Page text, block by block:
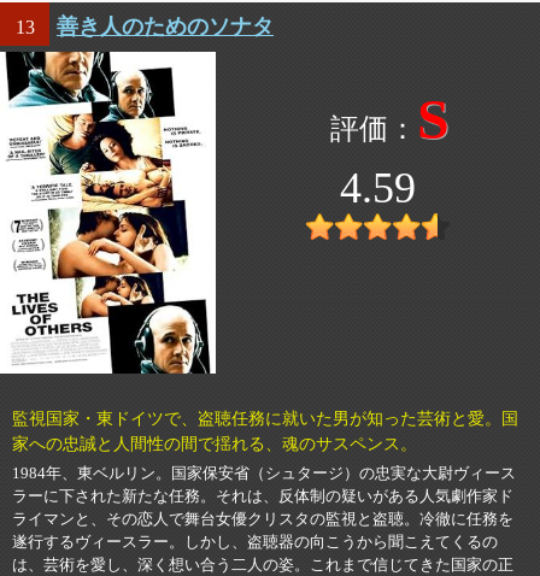
13 善き人のためのソナタ
S
4.59
監視国家・東ドイツで、盗聴任務に就いた男が知った芸術と愛。国
家への忠誠と人間性の間で揺れる、魂のサスペンス。
1984年、東ベルリン。国家保安省（シュタージ）の忠実な大尉ヴィース
ラーに下された新たな任務。それは、反体制の疑いがある人気劇作家ド
ライマンと、その恋人で舞台女優クリスタの監視と盗聴。冷徹に任務を
遂行するヴィースラー。しかし、盗聴器の向こうから聞こえてくるの
は、芸術を愛し、深く想い合う二人の姿。これまで信じてきた国家の正